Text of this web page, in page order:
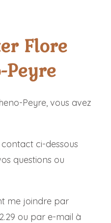
Flore
Peyre
Peyre, vous avez
ci-dessous
questions ou
me joindre par
ou par e-mail à